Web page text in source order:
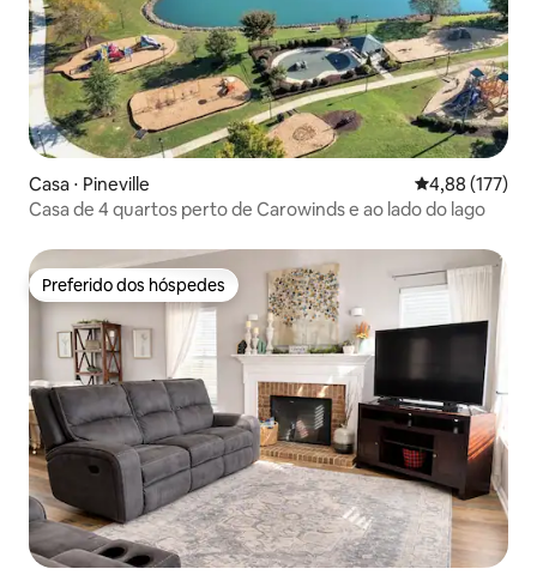
Casa ⋅ Pineville 4,88 de uma
4,88 (177)
Casa de 4 quartos perto de Carowinds e ao lado do lago
Preferido dos hóspedes
Preferido dos hóspedes